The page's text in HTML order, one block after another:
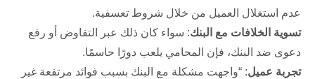
عدم استغلال العميل من خلال شروط تعسفية.
تسوية الخلافات مع البنك: سواء كان ذلك عبر التفاوض أو رفع
دعوى ضد البنك، فإن المحامي يلعب دورًا حاسمًا.
تجربة عميل: “واجهت مشكلة مع البنك بسبب فوائد مرتفعة غير